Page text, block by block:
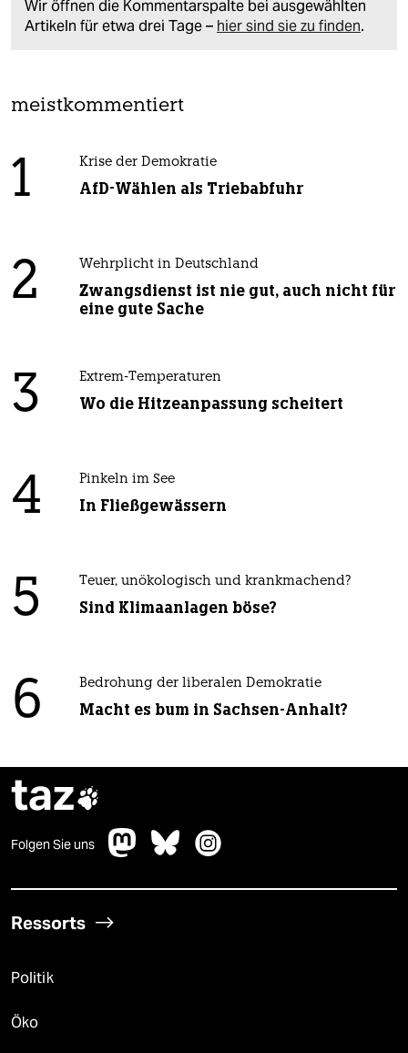
Wir öffnen die Kommentarspalte bei ausgewählten
Artikeln für etwa drei Tage – hier sind sie zu finden.
meistkommentiert
1 Krise der Demokratie
AfD-Wählen als Triebabfuhr
2 Wehrplicht in Deutschland
Zwangsdienst ist nie gut, auch nicht für
eine gute Sache
3 Extrem-Temperaturen
Wo die Hitzeanpassung scheitert
4 Pinkeln im See
In Fließgewässern
5 Teuer, unökologisch und krankmachend?
Sind Klimaanlagen böse?
6 Bedrohung der liberalen Demokratie
Macht es bum in Sachsen-Anhalt?
taz
Folgen Sie uns
Ressorts
Politik
Öko